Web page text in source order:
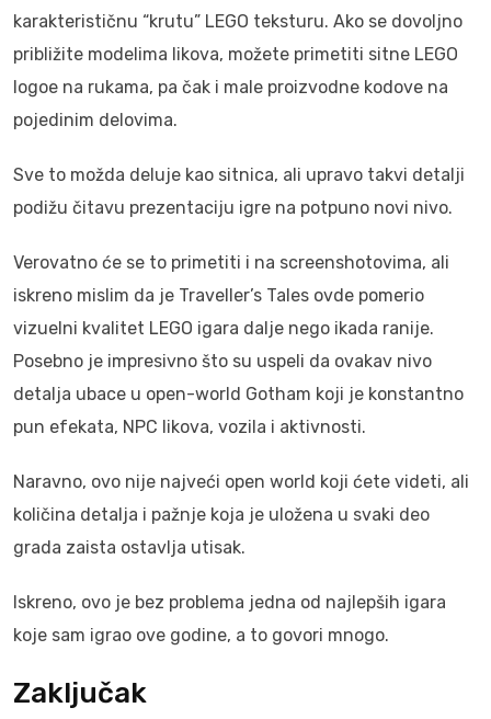
karakterističnu “krutu” LEGO teksturu. Ako se dovoljno
približite modelima likova, možete primetiti sitne LEGO
logoe na rukama, pa čak i male proizvodne kodove na
pojedinim delovima.
Sve to možda deluje kao sitnica, ali upravo takvi detalji
podižu čitavu prezentaciju igre na potpuno novi nivo.
Verovatno će se to primetiti i na screenshotovima, ali
iskreno mislim da je Traveller’s Tales ovde pomerio
vizuelni kvalitet LEGO igara dalje nego ikada ranije.
Posebno je impresivno što su uspeli da ovakav nivo
detalja ubace u open-world Gotham koji je konstantno
pun efekata, NPC likova, vozila i aktivnosti.
Naravno, ovo nije najveći open world koji ćete videti, ali
količina detalja i pažnje koja je uložena u svaki deo
grada zaista ostavlja utisak.
Iskreno, ovo je bez problema jedna od najlepših igara
koje sam igrao ove godine, a to govori mnogo.
Zaključak